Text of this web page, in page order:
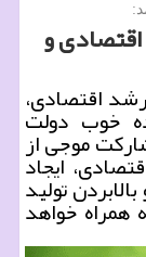
و
اقتصادی،
خوب دولت
موجی از
ایجاد
تولید
همراه خواهد